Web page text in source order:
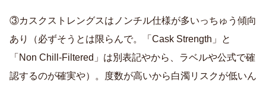
③カスクストレングスはノンチル仕様が多いっちゅう傾向
あり（必ずそうとは限らんで。「Cask Strength」と
「Non Chill-Filtered」は別表記やから、ラベルや公式で確
認するのが確実や）。度数が高いから白濁リスクが低いん